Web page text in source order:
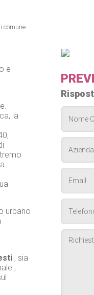
comune
e
la
urbano
, sia
,